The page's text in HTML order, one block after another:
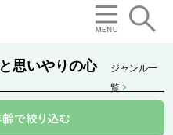
思いやりの心
ジャンル一
覧